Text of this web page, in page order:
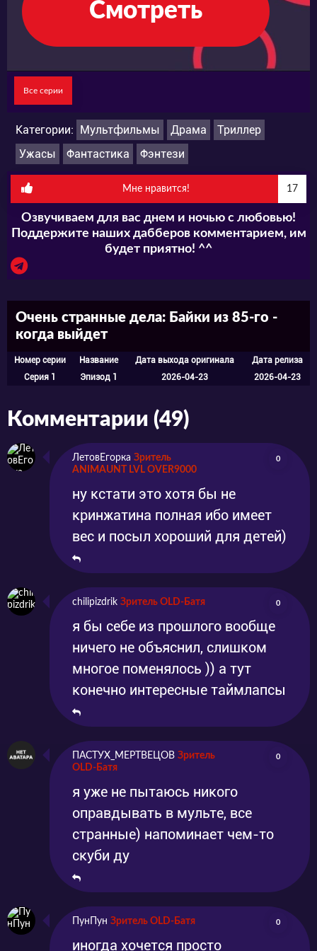
Смотреть
Все серии
Категории: Мультфильмы Драма
Триллер
Ужасы
Фантастика Фэнтези
Мне нравится! 17
Озвучиваем для вас днем и ночью с любовью!
Поддержите наших дабберов комментарием, им
будет приятно! ^^
Очень странные дела: Байки из 85-го -
когда выйдет
Номер серии Название Дата выхода оригинала
Дата релиза
Серия 1
Эпизод 1 2026-04-23 2026-04-23
Комментарии (49)
ЛетовЕгорка Зритель
ANIMAUNT LVL OVER9000
0
ну кстати это хотя бы не
кринжатина полная ибо имеет
вес и посыл хороший для детей)
chilipizdrik Зритель OLD-Батя 0
я бы себе из прошлого вообще
ничего не объяснил, слишком
многое поменялось )) а тут
конечно интересные таймлапсы
ПАСТУХ_МЕРТВЕЦОВ Зритель
OLD-Батя
0
я уже не пытаюсь никого
оправдывать в мульте, все
странные) напоминает чем-то
скуби ду
ПунПун Зритель OLD-Батя 0
иногда хочется просто